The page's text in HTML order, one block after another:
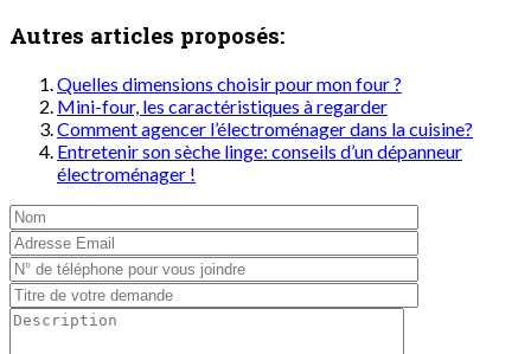
Autres articles proposés:
Quelles dimensions choisir pour mon four ?
Mini-four, les caractéristiques à regarder
Comment agencer l’électroménager dans la cuisine?
Entretenir son sèche linge: conseils d’un dépanneur
électroménager !